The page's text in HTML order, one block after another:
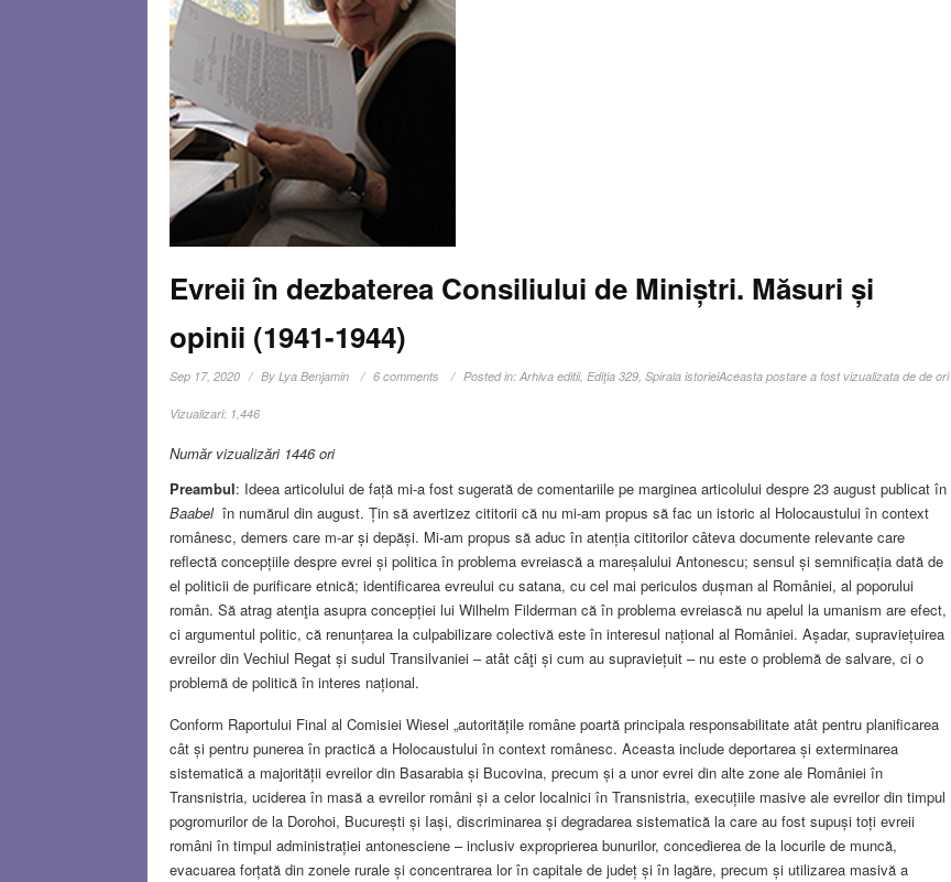
Evreii în dezbaterea Consiliului de Miniștri. Măsuri și
opinii (1941-1944)
Sep 17, 2020 ByLya Benjamin 6 comments Posted in:Arhiva editii,Ediţia 329,Spirala istorieiAceasta postare a fost vizualizata de de ori
Vizualizari: 1,446
Număr vizualizări 1446 ori
Preambul: Ideea articolului de față mi-a fost sugerată de comentariile pe marginea articolului despre 23 august publicat în
Baabel în numărul din august. Țin să avertizez cititorii că nu mi-am propus să fac un istoric al Holocaustului în context
românesc, demers care m-ar și depăși. Mi-am propus să aduc în atenția cititorilor câteva documente relevante care
reflectă concepțiile despre evrei și politica în problema evreiască a mareșalului Antonescu; sensul și semnificația dată de
el politicii de purificare etnică; identificarea evreului cu satana, cu cel mai periculos dușman al României, al poporului
român. Să atrag atenţia asupra concepției lui Wilhelm Filderman că în problema evreiască nu apelul la umanism are efect,
ci argumentul politic, că renunțarea la culpabilizare colectivă este în interesul național al României. Așadar, supraviețuirea
evreilor din Vechiul Regat și sudul Transilvaniei – atât câţi și cum au supraviețuit – nu este o problemă de salvare, ci o
problemă de politică în interes național.
Conform Raportului Final al Comisiei Wiesel „autoritățile române poartă principala responsabilitate atât pentru planificarea
cât și pentru punerea în practică a Holocaustului în context românesc. Aceasta include deportarea și exterminarea
sistematică a majorității evreilor din Basarabia și Bucovina, precum și a unor evrei din alte zone ale României în
Transnistria, uciderea în masă a evreilor români și a celor localnici în Transnistria, execuțiile masive ale evreilor din timpul
pogromurilor de la Dorohoi, București și Iași, discriminarea și degradarea sistematică la care au fost supuși toți evreii
români în timpul administrației antonesciene – inclusiv exproprierea bunurilor, concedierea de la locurile de muncă,
evacuarea forțată din zonele rurale și concentrarea lor în capitale de județ și în lagăre, precum și utilizarea masivă a